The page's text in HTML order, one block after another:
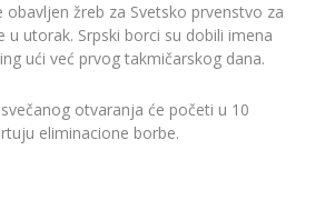
obavljen žreb za Svetsko prvenstvo za
u utorak. Srpski borci su dobili imena
ući već prvog takmičarskog dana.
otvaranja će početi u 10
eliminacione borbe.